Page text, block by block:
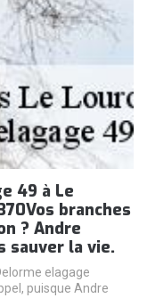
49 à Le
branches
? Andre
sauver la vie.
elagage
puisque Andre